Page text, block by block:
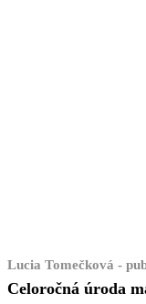
Lucia Tomečková -
Celoročná úroda